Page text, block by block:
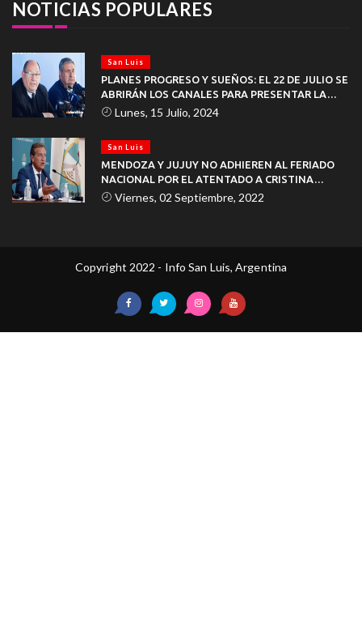
NOTICIAS POPULARES
San Luis
PLANES PROGRESO Y SUEÑOS: EL 22 DE JULIO SE
ABRIRÁN LOS CANALES PARA PRESENTAR LA
DOCUMENTACIÓN
Lunes, 15 Julio, 2024
San Luis
MENDOZA Y JUJUY NO ADHIEREN AL FERIADO
NACIONAL POR EL ATENTADO A CRISTINA
KIRCHNER
Viernes, 02 Septiembre, 2022
Copyright 2022 - Info San Luis, Argentina